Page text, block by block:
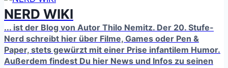
NERD WIKI
... ist der Blog von Autor Thilo Nemitz. Der 20. Stufe-
Nerd schreibt hier über Filme, Games oder Pen &
Paper, stets gewürzt mit einer Prise infantilem Humor.
Außerdem findest Du hier News und Infos zu seinen